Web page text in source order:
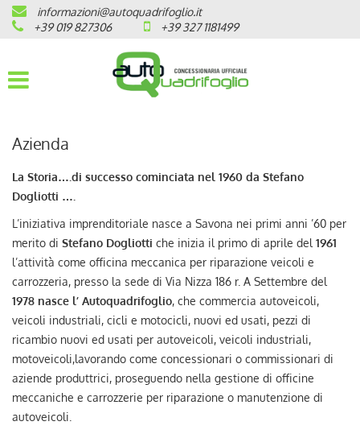
HOME
AZIENDA
PEUGEOT
CITROEN
PRONTA CONSEGNA / KM 0
VEICOLI CON ECOBONUS
AUTO USATE
ACQUISTIAMO USATO
informazioni@autoquadrifoglio.it
+39 019 827306
+39 327 1181499
Azienda
La Storia….di successo cominciata nel 1960 da Stefano
Dogliotti ….
L’iniziativa imprenditoriale nasce a Savona nei primi anni ’60 per
merito di Stefano Dogliotti che inizia il primo di aprile del 1961
l’attività come officina meccanica per riparazione veicoli e
carrozzeria, presso la sede di Via Nizza 186 r. A Settembre del
1978 nasce l’ Autoquadrifoglio, che commercia autoveicoli,
veicoli industriali, cicli e motocicli, nuovi ed usati, pezzi di
ricambio nuovi ed usati per autoveicoli, veicoli industriali,
motoveicoli,lavorando come concessionari o commissionari di
aziende produttrici, proseguendo nella gestione di officine
meccaniche e carrozzerie per riparazione o manutenzione di
autoveicoli.